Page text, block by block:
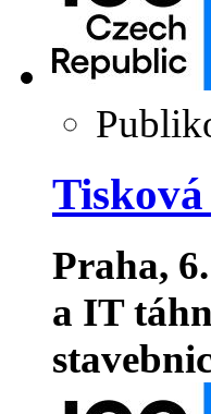
Praha,
a IT